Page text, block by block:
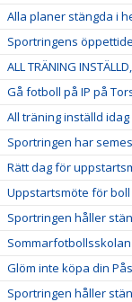
Alla planer stängda i
Sportringens
ALL TRÄNING
Gå fotboll på IP på
All träning inställd idag
Sportringen har
Rätt dag för
Uppstartsmöte för boll
Sportringen håller
Glöm inte köpa din
Sportringen håller